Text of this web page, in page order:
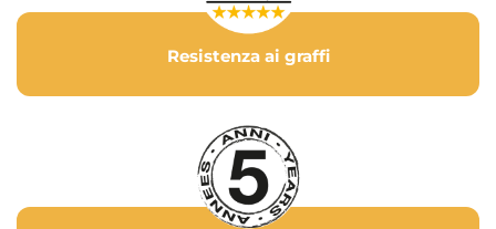
Resistenza ai graffi